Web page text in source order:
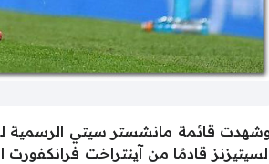
قائمة مانشستر سيتي الرسمية
قادمًا من آينتراخت